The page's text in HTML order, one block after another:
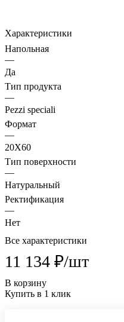
Характеристики
Напольная
—
Да
Тип продукта
—
Pezzi speciali
Формат
—
20X60
Тип поверхности
—
Натуральный
Ректификация
—
Нет
Все характеристики
11 134 ₽/шт
В корзину
Купить в 1 клик